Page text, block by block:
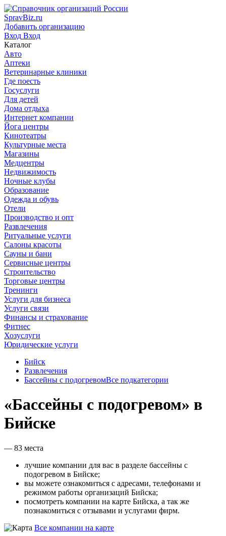
SpravBiz.ru
Добавить организацию
Вход Вход
Каталог
Авто
Аптеки
Ветеринарные клиники
Где поесть
Госуслуги
Для детей
Дома отдыха
Интернет компании
Йога центры
Кинотеатры
Культурные места
Магазины
Медцентры
Недвижимость
Ночные клубы
Образование
Одежда и обувь
Отели
Производство и опт
Развлечения
Ритуальные услуги
Салоны красоты
Сауны и бани
Сервисные центры
Строительство
Торговые центры
Тренинги
Услуги для бизнеса
Услуги связи
Финансы и страхование
Фитнес
Хозуслуги
Юридические услуги
Бийск
Развлечения
Бассейны с подогревомВсе подкатегории
«Бассейны с подогревом» в
Бийске
— 83 места
лучшие компании для вас в разделе бассейны с
подогревом в Бийске;
вы можете ознакомиться с адресами, телефонами и
режимом работы организаций Бийска;
посмотреть компании на карте Бийска, а так же
познакомиться с отзывами и услугами фирм.
Все компании на карте